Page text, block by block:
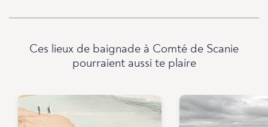
Ces lieux de baignade à Comté de Scanie
pourraient aussi te plaire